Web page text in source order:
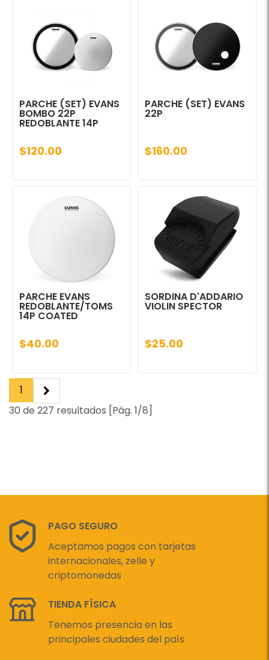
PARCHE (SET) EVANS
BOMBO 22P
REDOBLANTE 14P
$120.00
PARCHE (SET) EVANS
22P
$160.00
PARCHE EVANS
REDOBLANTE/TOMS
14P COATED
$40.00
SORDINA D'ADDARIO
VIOLIN SPECTOR
$25.00
1
30 de 227 resultados [Pág. 1/8]
PAGO SEGURO
Aceptamos pagos con tarjetas
internacionales, zelle y
criptomonedas
TIENDA FÍSICA
Tenemos presencia en las
principales ciudades del país